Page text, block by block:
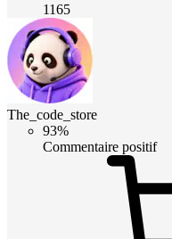
1165
The_code_store
93%
Commentaire positif